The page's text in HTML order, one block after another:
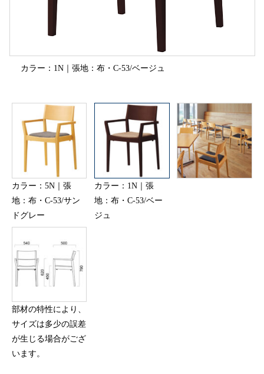
カラー：1N｜張地：布・C-53/ベージュ
カラー：5N｜張
地：布・C-53/サン
ドグレー
カラー：1N｜張
地：布・C-53/ベー
ジュ
部材の特性により、
サイズは多少の誤差
が生じる場合がござ
います。